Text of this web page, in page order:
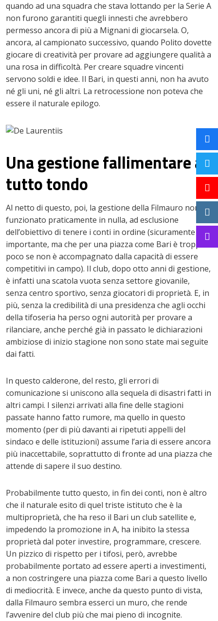
quando ad una squadra che stava lottando per la Serie A
non furono garantiti quegli innesti che avrebbero
permesso ancora di più a Mignani di giocarsela. O,
ancora, al campionato successivo, quando Polito dovette
giocare di creatività per provare ad aggiungere qualità a
una rosa in difficoltà. Per creare squadre vincenti
servono soldi e idee. Il Bari, in questi anni, non ha avuto
né gli uni, né gli altri. La retrocessione non poteva che
essere il naturale epilogo.
Una gestione fallimentare a
tutto tondo
Al netto di questo, poi, la gestione della Filmauro non ha
funzionato praticamente in nulla, ad esclusione
dell’obiettivo di tenere i conti in ordine (sicuramente
importante, ma che per una piazza come Bari è troppo
poco se non è accompagnato dalla capacità di essere
competitivi in campo). Il club, dopo otto anni di gestione,
è infatti una scatola vuota senza settore giovanile,
senza centro sportivo, senza giocatori di proprietà. E, in
più, senza la credibilità di una presidenza che agli occhi
della tifoseria ha perso ogni autorità per provare a
rilanciare, anche perché già in passato le dichiarazioni
ambiziose di inizio stagione non sono state mai seguite
dai fatti.
In questo calderone, del resto, gli errori di
comunicazione si uniscono alla sequela di disastri fatti in
altri campi. I silenzi arrivati alla fine delle stagioni
passate hanno fatto rumore, ma quello in questo
momento (per di più davanti ai ripetuti appelli del
sindaco e delle istituzioni) assume l’aria di essere ancora
più inaccettabile, soprattutto di fronte ad una piazza che
attende di sapere il suo destino.
Probabilmente tutto questo, in fin dei conti, non è altro
che il naturale esito di quel triste istituto che è la
multiproprietà, che ha reso il Bari un club satellite e,
impedendo la promozione in A, ha inibito la stessa
proprietà dal poter investire, programmare, crescere.
Un pizzico di rispetto per i tifosi, però, avrebbe
probabilmente portato ad essere aperti a investimenti,
a non costringere una piazza come Bari a questo livello
di mediocrità. E invece, anche da questo punto di vista,
dalla Filmauro sembra esserci un muro, che rende
l’avvenire del club più che mai pieno di incognite.